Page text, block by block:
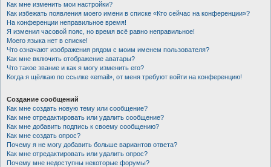
Как мне изменить мои настройки?
Как избежать появления моего имени в списке «Кто сейчас на конференции»?
На конференции неправильное время!
Я изменил часовой пояс, но время всё равно неправильное!
Моего языка нет в списке!
Что означают изображения рядом с моим именем пользователя?
Как мне включить отображение аватары?
Что такое звание и как я могу изменить его?
Когда я щёлкаю по ссылке «email», от меня требуют войти на конференцию!
Создание сообщений
Как мне создать новую тему или сообщение?
Как мне отредактировать или удалить сообщение?
Как мне добавить подпись к своему сообщению?
Как мне создать опрос?
Почему я не могу добавить больше вариантов ответа?
Как мне отредактировать или удалить опрос?
Почему мне недоступны некоторые форумы?